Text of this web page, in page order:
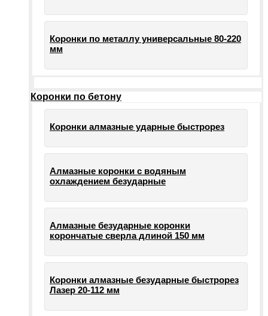
Коронки по металлу универсальные 80-220
мм
Коронки по бетону
Коронки алмазные ударные быстрорез
Алмазные коронки с водяным
охлаждением безударные
Алмазные безударные коронки
корончатые сверла длиной 150 мм
Коронки алмазные безударные быстрорез
Лазер 20-112 мм